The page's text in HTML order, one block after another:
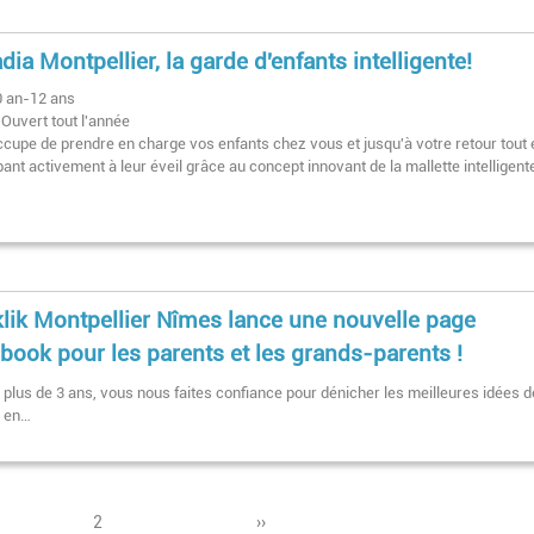
Montpellier, la garde d'enfants intelligente!
an-12 ans
Ouvert tout l'année
de prendre en charge vos enfants chez vous et jusqu'à votre retour tout
activement à leur éveil grâce au concept innovant de la mallette
Montpellier Nîmes lance une nouvelle page
pour les parents et les grands-parents !
plus de 3 ans, vous nous faites confiance pour dénicher les meilleures idées
en…
Pagination
Page
2
Page
››